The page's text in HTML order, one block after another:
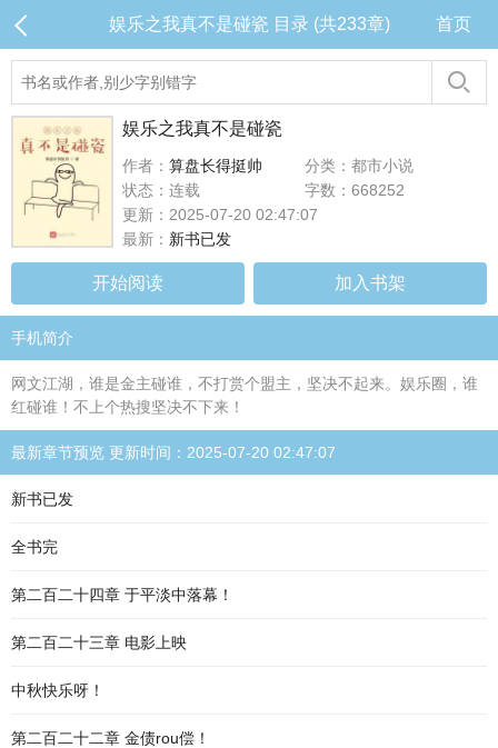
娱乐之我真不是碰瓷 目录 (共233章) 首页
娱乐之我真不是碰瓷
作者： 算盘长得挺帅
分类：都市小说
状态：连载
字数：668252
更新：2025-07-20 02:47:07
最新： 新书已发
开始阅读 加入书架
手机简介
网文江湖，谁是金主碰谁，不打赏个盟主，坚决不起来。娱乐圈，谁
红碰谁！不上个热搜坚决不下来！
最新章节预览 更新时间：2025-07-20 02:47:07
新书已发
全书完
第二百二十四章 于平淡中落幕！
第二百二十三章 电影上映
中秋快乐呀！
第二百二十二章 金债rou偿！